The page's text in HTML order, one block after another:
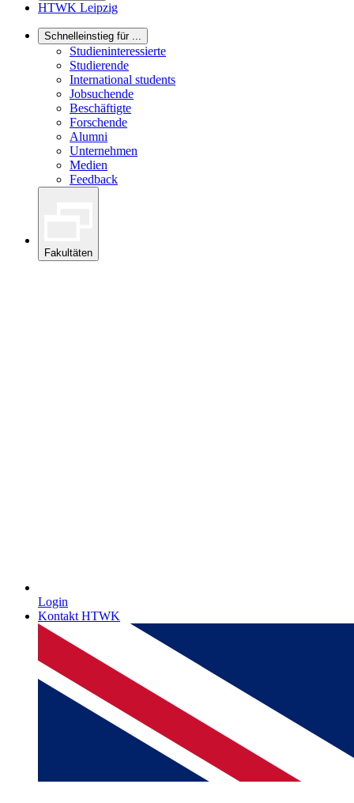
HTWK Leipzig
Schnelleinstieg für ...
Studieninteressierte
Studierende
International students
Jobsuchende
Beschäftigte
Forschende
Alumni
Unternehmen
Medien
Feedback
Fakultäten
Login
Kontakt HTWK